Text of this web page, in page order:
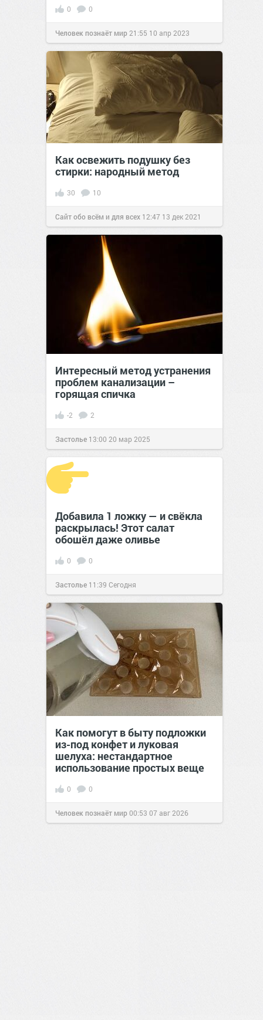
0 0
Человек познаёт мир 21:55 10 апр 2023
Как освежить подушку без
стирки: народный метод
30 10
Сайт обо всём и для всех 12:47 13 дек 2021
Интересный метод устранения
проблем канализации –
горящая спичка
-2 2
Застолье 13:00 20 мар 2025
Добавила 1 ложку — и свёкла
раскрылась! Этот салат
обошёл даже оливье
0 0
Застолье 11:39 Сегодня
Как помогут в быту подложки
из-под конфет и луковая
шелуха: нестандартное
использование простых веще
0 0
Человек познаёт мир00:53 07 авг 2026